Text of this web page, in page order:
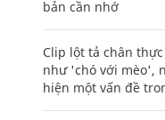
bản cần nhớ
Clip lột tả chân
như 'chó với mèo',
hiện một vấn đề